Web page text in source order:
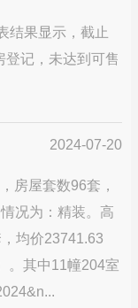
结果显示，截止
登记，未达到可售
2024-07-20
房屋套数96套，
况为：精装。高
均价23741.63
。其中11幢204室